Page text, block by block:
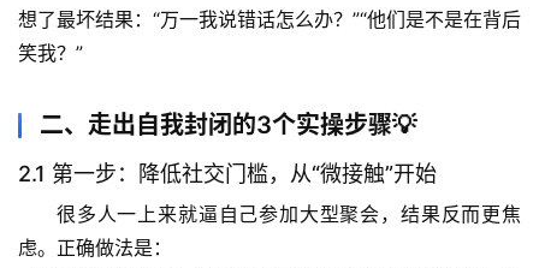
想了最坏结果：“万一我说错话怎么办？”“他们是不是在背后
笑我？”
二、走出自我封闭的3个实操步骤💡
2.1 第一步：降低社交门槛，从“微接触”开始
很多人一上来就逼自己参加大型聚会，结果反而更焦
虑。正确做法是：